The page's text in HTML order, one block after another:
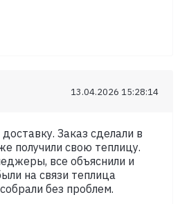
13.04.2026 15:28:14
Заказ сделали в
получили свою теплицу.
все объяснили и
на связи теплица
без проблем.